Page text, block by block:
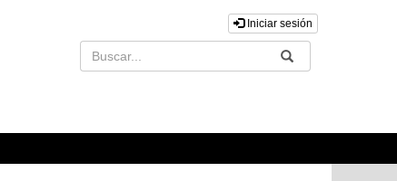
Iniciar sesión
Buscar Enviar